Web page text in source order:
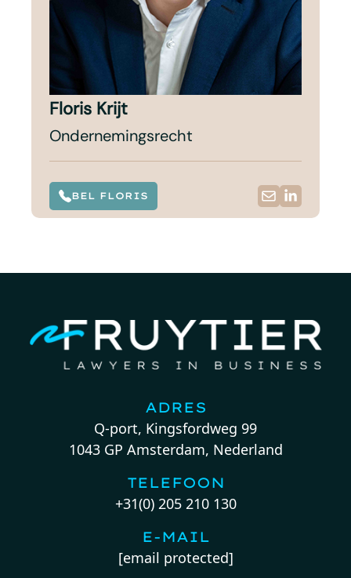
Floris Krijt
Ondernemingsrecht
BEL FLORIS
ADRES
Q-port, Kingsfordweg 99
1043 GP Amsterdam, Nederland
TELEFOON
+31(0) 205 210 130
E-MAIL
[email protected]